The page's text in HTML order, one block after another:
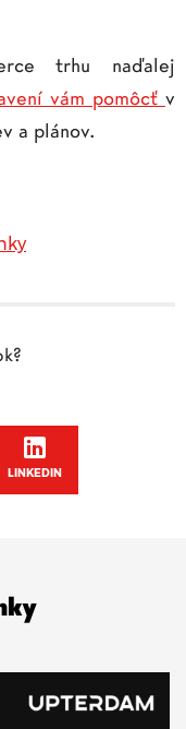
trhu naďalej
vám pomôcť v
a plánov.
LINKEDIN